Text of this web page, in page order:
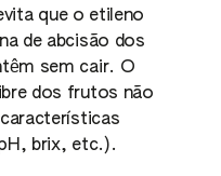
que o etileno
de abcisão dos
sem cair. O
dos frutos não
brix, etc.).